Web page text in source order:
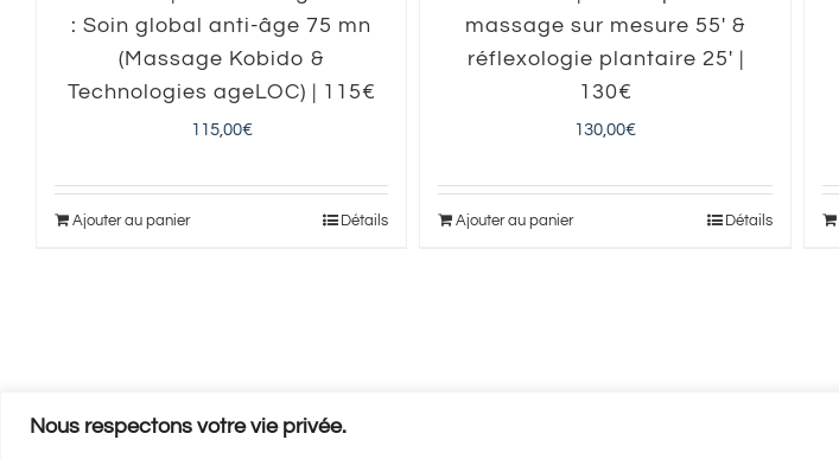
Nous respectons votre vie privée.
: Soin global anti-âge 75 mn
(Massage Kobido &
Technologies ageLOC) | 115€
115,00€
Ajouter au panier Détails
massage sur mesure 55′ &
réflexologie plantaire 25′ |
130€
130,00€
Ajouter au panier Détails